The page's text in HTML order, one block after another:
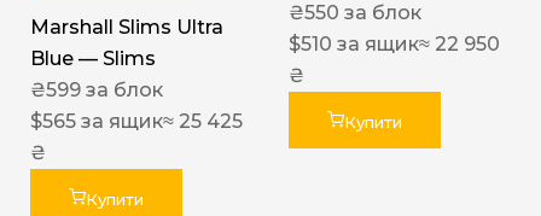
Marshall Slims Ultra
Blue — Slims
₴599 за блок
$565 за ящик≈ 25 425
₴
Купити
₴550 за блок
$510 за ящик≈ 22 950
₴
Купити